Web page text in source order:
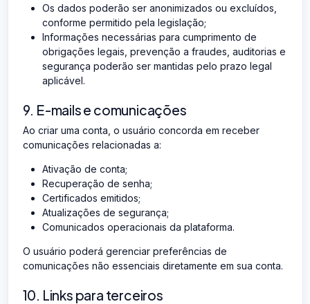
Os dados poderão ser anonimizados ou excluídos,
conforme permitido pela legislação;
Informações necessárias para cumprimento de
obrigações legais, prevenção a fraudes, auditorias e
segurança poderão ser mantidas pelo prazo legal
aplicável.
9. E-mails e comunicações
Ao criar uma conta, o usuário concorda em receber
comunicações relacionadas a:
Ativação de conta;
Recuperação de senha;
Certificados emitidos;
Atualizações de segurança;
Comunicados operacionais da plataforma.
O usuário poderá gerenciar preferências de
comunicações não essenciais diretamente em sua conta.
10. Links para terceiros